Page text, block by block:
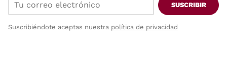
SUSCRIBIR
Suscribiéndote aceptas nuestra política de privacidad